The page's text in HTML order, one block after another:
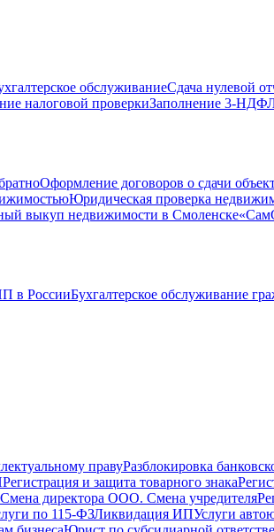
обслуживаниеСдача нулевой
налоговой проверкиЗаполнение 3-
Оформление договоров о сдачи
Юридическая проверка
выкуп недвижимости в Cмоленске
в РоссииБухгалтерское обслуживание
правуРазблокировка
Регистрация и защита товарного знака
Смена директора ООО. Смена учредителя
по 115-ФЗЛиквидация ИПУслуги